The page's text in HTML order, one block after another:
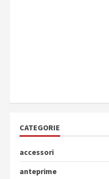
CATEGORIE
accessori
anteprime